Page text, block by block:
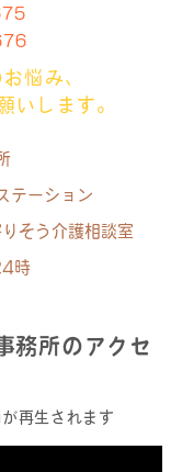
悩み、
いします。
テーション
そう介護相談室
時
務所のアクセ
再生されます